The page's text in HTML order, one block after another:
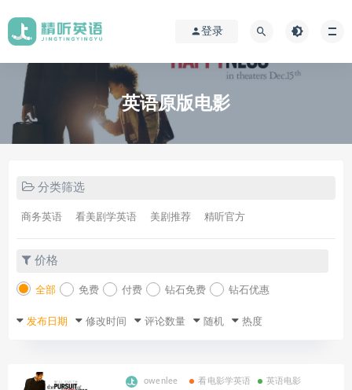
登录
英语原版电影
分类筛选
商务英语 看美剧学英语 美剧推荐 精听官方
价格
全部 免费 付费 钻石免费 钻石优惠
发布日期 修改时间 评论数量 随机 热度
owenlee 看电影学英语 英语电影